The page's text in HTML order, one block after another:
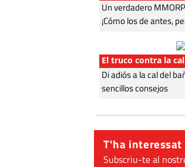
Un verdadero
¡Cómo los de antes,
El truco contra la cal
Di adiós a la cal del
sencillos consejos
T'ha
Subscriu-te al